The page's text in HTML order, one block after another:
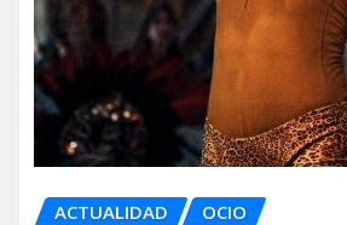
ACTUALIDAD OCIO